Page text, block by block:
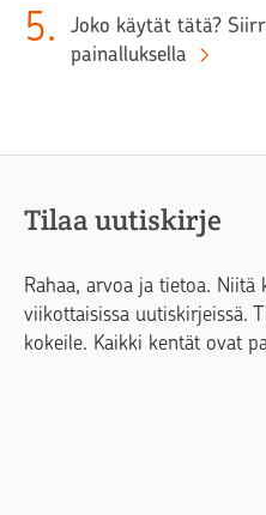
5.
Joko käytät tätä?
painalluksella
Tilaa uutiskirje
Rahaa, arvoa ja tietoa. Niitä
viikottaisissa uutiskirjeissä.
kokeile. Kaikki kentät ovat